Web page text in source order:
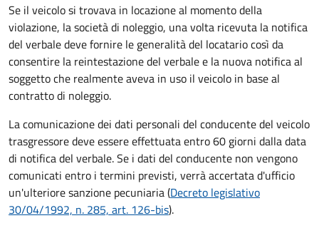
Se il veicolo si trovava in locazione al momento della
violazione, la società di noleggio, una volta ricevuta la notifica
del verbale deve fornire le generalità del locatario così da
consentire la reintestazione del verbale e la nuova notifica al
soggetto che realmente aveva in uso il veicolo in base al
contratto di noleggio.
La comunicazione dei dati personali del conducente del veicolo
trasgressore deve essere effettuata entro 60 giorni dalla data
di notifica del verbale.Se i dati del conducente non vengono
comunicati entro i termini previsti, verrà accertata d'ufficio
un'ulteriore sanzione pecuniaria (Decreto legislativo
30/04/1992, n. 285, art. 126-bis).